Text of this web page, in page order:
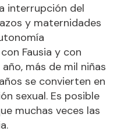
interrupción del
y maternidades
Fausia y con
más de mil niñas
se convierten en
sexual. Es posible
muchas veces las